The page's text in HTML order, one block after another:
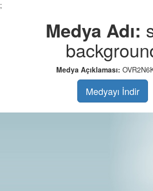
;
Medya Adı:
Medya Açıklaması:
Medyayı İndir